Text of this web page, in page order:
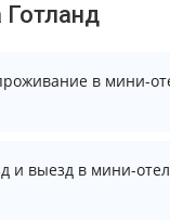
Готланд
в мини-
в мини-отеле
рублей. Чтобы
на проживание,
и выезд в мини-